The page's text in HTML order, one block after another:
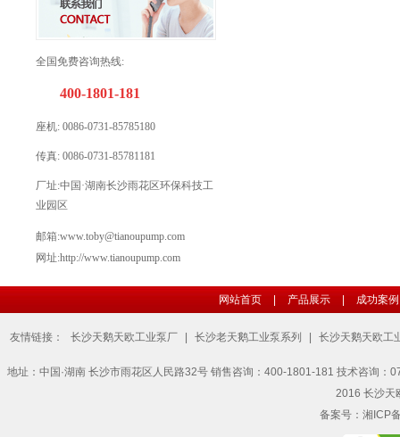
全国免费咨询热线:
400-1801-181
座机: 0086-0731-85785180
传真: 0086-0731-85781181
厂址:中国·湖南长沙雨花区环保科技工
业园区
邮箱:www.toby@tianoupump.com
网址:http://www.tianoupump.com
网站首页 产品展示 成功案例
友情链接： 长沙天鹅天欧工业泵厂 长沙老天鹅工业泵系列 长沙天鹅天欧工
地址：中国·湖南 长沙市雨花区人民路32号 销售咨询：400-1801-181 技术咨询
2016 长沙天
备案号：湘ICP